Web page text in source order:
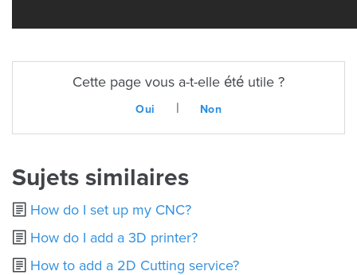
Cette page vous a-t-elle été utile ?
Oui | Non
Sujets similaires
How do I set up my CNC?
How do I add a 3D printer?
How to add a 2D Cutting service?